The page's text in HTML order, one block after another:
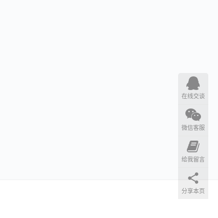
在线交谈
微信客服
给我留言
分享本页